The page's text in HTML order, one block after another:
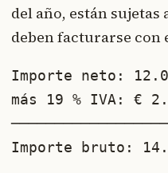
del año, están
deben facturarse con
Importe neto:
más 19 % IVA: €
Importe bruto: